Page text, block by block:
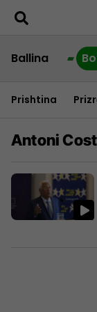
Ballina
Prishtina
Antoni